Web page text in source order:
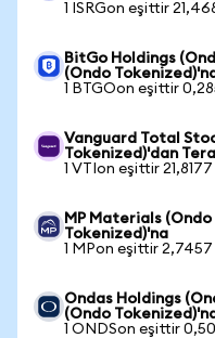
1 ISRGon eşittir
BitGo Holdings
(Ondo
1 BTGOon eşittir
Vanguard Total
Tokenized)'dan
1 VTIon eşittir
MP Materials
Tokenized)'na
1 MPon eşittir 2,7457
Ondas Holdings
(Ondo
1 ONDSon eşittir